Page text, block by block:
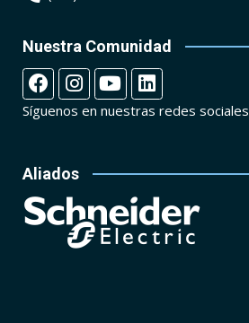
Nuestra Comunidad
Síguenos en nuestras redes sociales
Aliados